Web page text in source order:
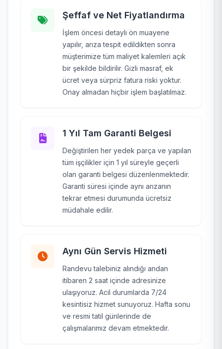
Şeffaf ve Net Fiyatlandırma
İşlem öncesi detaylı ön muayene
yapılır, arıza tespit edildikten sonra
müşterimize tüm maliyet kalemleri açık
bir şekilde bildirilir. Gizli masraf, ek
ücret veya sürpriz fatura riski yoktur.
Onay almadan hiçbir işlem başlatılmaz.
1 Yıl Tam Garanti Belgesi
Değiştirilen her yedek parça ve yapılan
tüm işçilikler için 1 yıl süreyle geçerli
olan garanti belgesi düzenlenmektedir.
Garanti süresi içinde aynı arızanın
tekrar etmesi durumunda ücretsiz
müdahale edilir.
Aynı Gün Servis Hizmeti
Randevu talebiniz alındığı andan
itibaren 2 saat içinde adresinize
ulaşıyoruz. Acil durumlarda 7/24
kesintisiz hizmet sunuyoruz. Hafta sonu
ve resmi tatil günlerinde de
çalışmalarımız devam etmektedir.